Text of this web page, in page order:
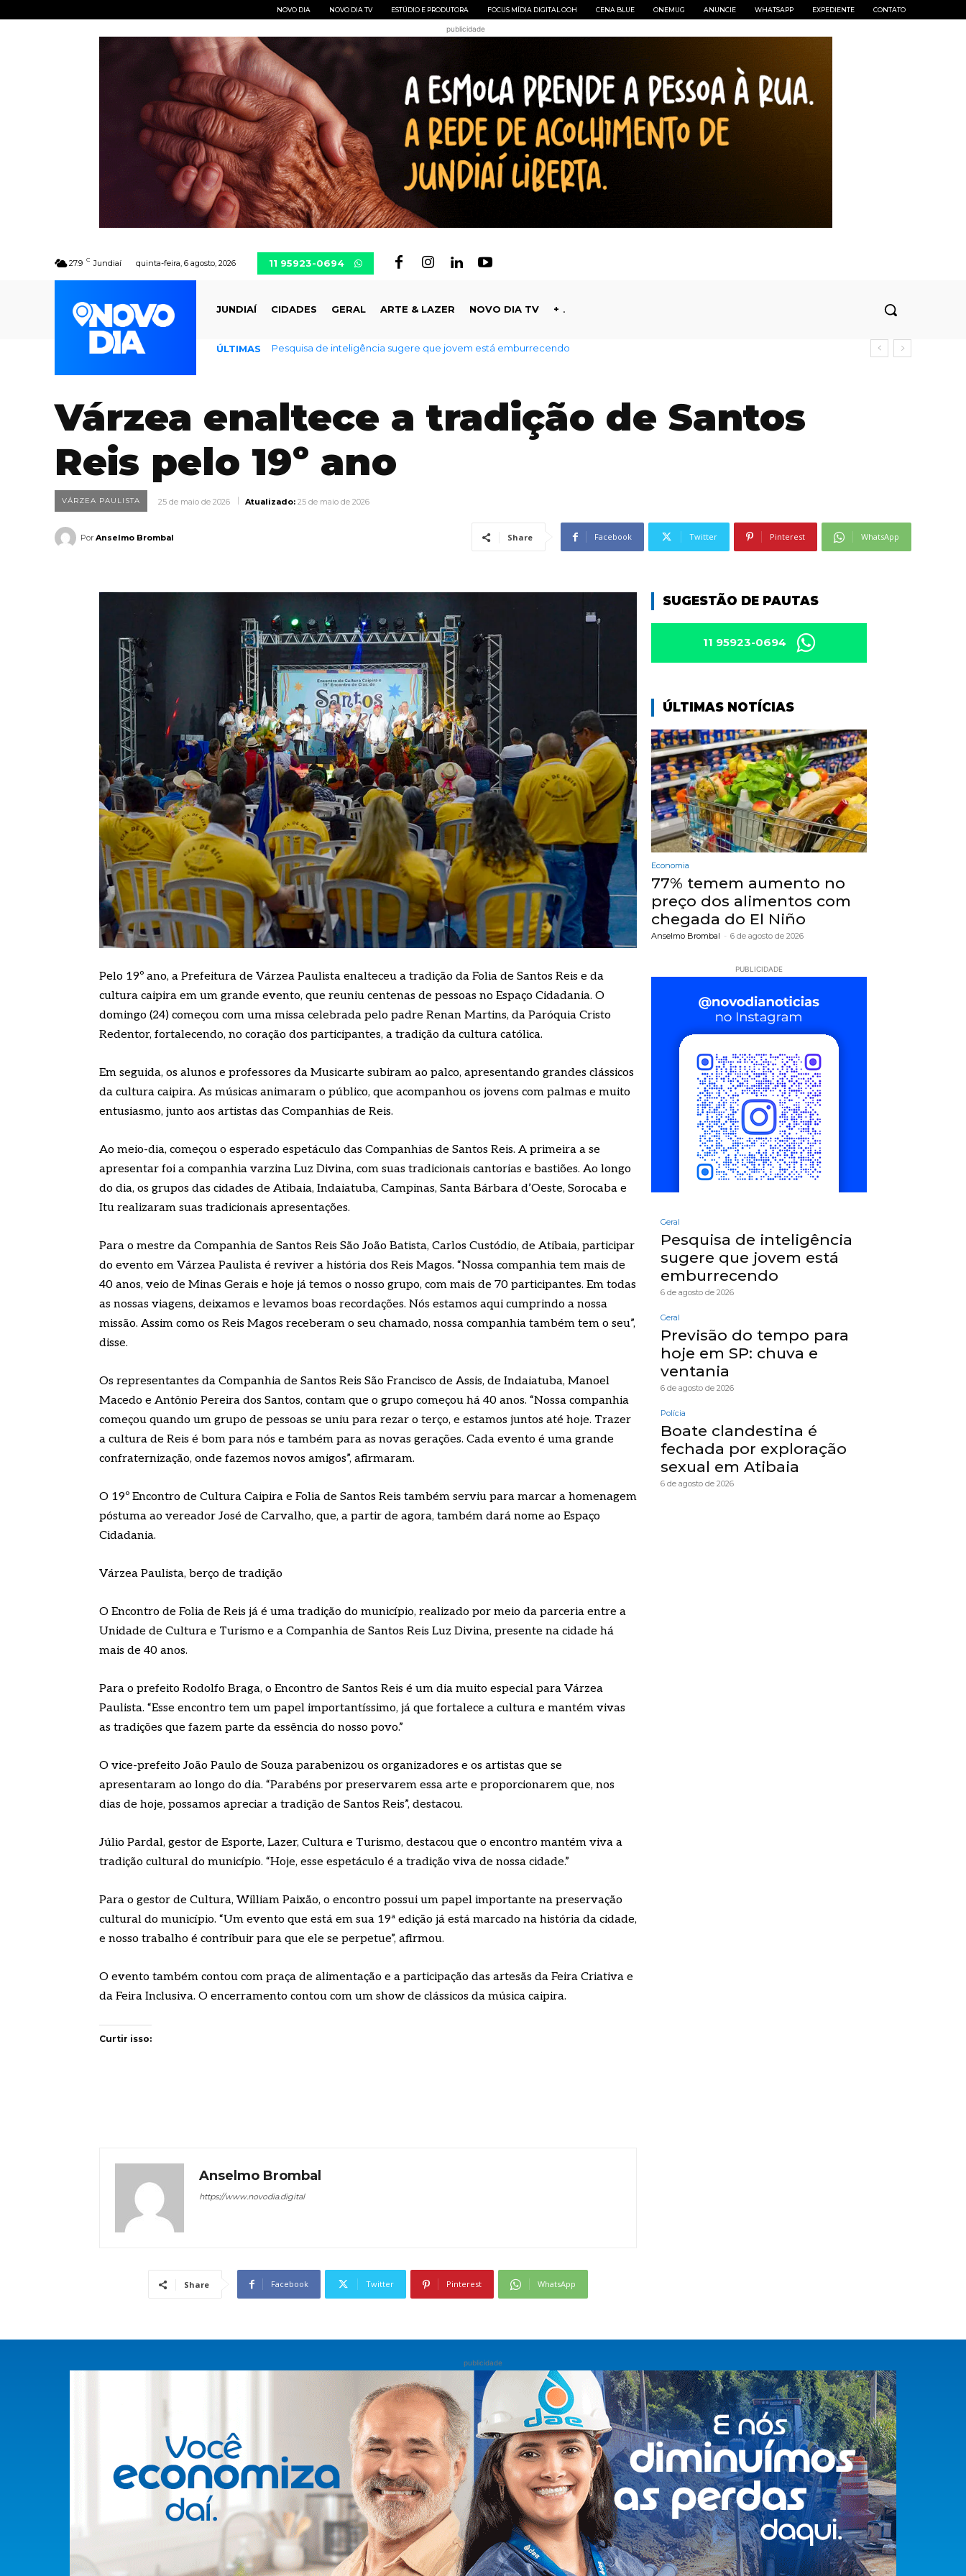
NOVO DIA NOVO DIA TV ESTÚDIO E PRODUTORA FOCUS MÍDIA DIGITAL OOH CENA BLUE ONEMUG ANUNCIE WHATSAPP EXPEDIENTE CONTATO
publicidade
27.9 C Jundiaí quinta-feira, 6 agosto, 2026 11 95923-0694
JUNDIAÍ CIDADES GERAL ARTE & LAZER NOVO DIA TV +
ÚLTIMASPesquisa de inteligência sugere que jovem está emburrecendo
Previsão do tempo para hoje em SP: chuva e ventania
Várzea enaltece a tradição de Santos
Reis pelo 19º ano
VÁRZEA PAULISTA 25 de maio de 2026 Atualizado: 25 de maio de 2026
Por Anselmo Brombal Share Facebook Twitter Pinterest WhatsApp
Pelo 19º ano, a Prefeitura de Várzea Paulista enalteceu a tradição da Folia de Santos Reis e da
cultura caipira em um grande evento, que reuniu centenas de pessoas no Espaço Cidadania. O
domingo (24) começou com uma missa celebrada pelo padre Renan Martins, da Paróquia Cristo
Redentor, fortalecendo, no coração dos participantes, a tradição da cultura católica.
Em seguida, os alunos e professores da Musicarte subiram ao palco, apresentando grandes clássicos
da cultura caipira. As músicas animaram o público, que acompanhou os jovens com palmas e muito
entusiasmo, junto aos artistas das Companhias de Reis.
Ao meio-dia, começou o esperado espetáculo das Companhias de Santos Reis. A primeira a se
apresentar foi a companhia varzina Luz Divina, com suas tradicionais cantorias e bastiões. Ao longo
do dia, os grupos das cidades de Atibaia, Indaiatuba, Campinas, Santa Bárbara d’Oeste, Sorocaba e
Itu realizaram suas tradicionais apresentações.
Para o mestre da Companhia de Santos Reis São João Batista, Carlos Custódio, de Atibaia, participar
do evento em Várzea Paulista é reviver a história dos Reis Magos. “Nossa companhia tem mais de
40 anos, veio de Minas Gerais e hoje já temos o nosso grupo, com mais de 70 participantes. Em todas
as nossas viagens, deixamos e levamos boas recordações. Nós estamos aqui cumprindo a nossa
missão. Assim como os Reis Magos receberam o seu chamado, nossa companhia também tem o seu”,
disse.
Os representantes da Companhia de Santos Reis São Francisco de Assis, de Indaiatuba, Manoel
Macedo e Antônio Pereira dos Santos, contam que o grupo começou há 40 anos. “Nossa companhia
começou quando um grupo de pessoas se uniu para rezar o terço, e estamos juntos até hoje. Trazer
a cultura de Reis é bom para nós e também para as novas gerações. Cada evento é uma grande
confraternização, onde fazemos novos amigos”, afirmaram.
O 19º Encontro de Cultura Caipira e Folia de Santos Reis também serviu para marcar a homenagem
póstuma ao vereador José de Carvalho, que, a partir de agora, também dará nome ao Espaço
Cidadania.
Várzea Paulista, berço de tradição
O Encontro de Folia de Reis já é uma tradição do município, realizado por meio da parceria entre a
Unidade de Cultura e Turismo e a Companhia de Santos Reis Luz Divina, presente na cidade há
mais de 40 anos.
Para o prefeito Rodolfo Braga, o Encontro de Santos Reis é um dia muito especial para Várzea
Paulista. “Esse encontro tem um papel importantíssimo, já que fortalece a cultura e mantém vivas
as tradições que fazem parte da essência do nosso povo.”
O vice-prefeito João Paulo de Souza parabenizou os organizadores e os artistas que se
apresentaram ao longo do dia. “Parabéns por preservarem essa arte e proporcionarem que, nos
dias de hoje, possamos apreciar a tradição de Santos Reis”, destacou.
Júlio Pardal, gestor de Esporte, Lazer, Cultura e Turismo, destacou que o encontro mantém viva a
tradição cultural do município. “Hoje, esse espetáculo é a tradição viva de nossa cidade.”
Para o gestor de Cultura, William Paixão, o encontro possui um papel importante na preservação
cultural do município. “Um evento que está em sua 19ª edição já está marcado na história da cidade,
e nosso trabalho é contribuir para que ele se perpetue”, afirmou.
O evento também contou com praça de alimentação e a participação das artesãs da Feira Criativa e
da Feira Inclusiva. O encerramento contou com um show de clássicos da música caipira.
Curtir isso:
Anselmo Brombal
https://www.novodia.digital
Share Facebook Twitter Pinterest WhatsApp
SUGESTÃO DE PAUTAS
11 95923-0694
ÚLTIMAS NOTÍCIAS
Economia
77% temem aumento no
preço dos alimentos com
chegada do El Niño
Anselmo Brombal - 6 de agosto de 2026
PUBLICIDADE
Geral
Pesquisa de inteligência
sugere que jovem está
emburrecendo
6 de agosto de 2026
Geral
Previsão do tempo para
hoje em SP: chuva e
ventania
6 de agosto de 2026
Polícia
Boate clandestina é
fechada por exploração
sexual em Atibaia
6 de agosto de 2026
publicidade